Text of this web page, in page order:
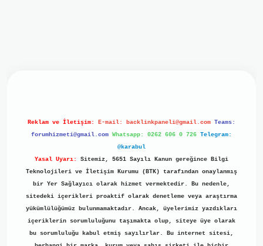
Reklam ve İletişim: E-mail: backlinkpaneli@gmail.com Teams:
forumhizmeti@gmail.com Whatsapp: 0262 606 0 726 Telegram:
@karabul
Yasal Uyarı:
Sitemiz, 5651 Sayılı Kanun gereğince Bilgi
Teknolojileri ve İletişim Kurumu (BTK) tarafından onaylanmış
bir Yer Sağlayıcı olarak hizmet vermektedir. Bu nedenle,
sitedeki içerikleri proaktif olarak denetleme veya araştırma
yükümlülüğümüz bulunmamaktadır. Ancak, üyelerimiz yazdıkları
içeriklerin sorumluluğunu taşımakta olup, siteye üye olarak
bu sorumluluğu kabul etmiş sayılırlar. Bu internet sitesi,